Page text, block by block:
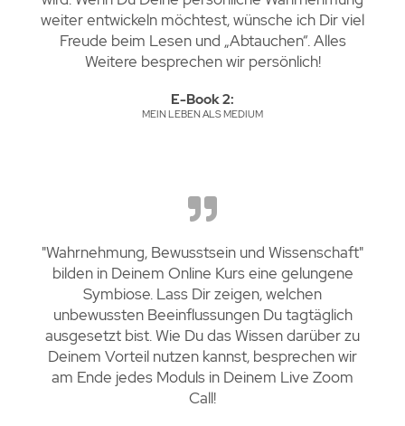
weiter entwickeln möchtest, wünsche ich Dir viel
Freude beim Lesen und „Abtauchen“. Alles
Weitere besprechen wir persönlich!
E-Book 2:
MEIN LEBEN ALS MEDIUM
"Wahrnehmung, Bewusstsein und Wissenschaft"
bilden in Deinem Online Kurs eine gelungene
Symbiose. Lass Dir zeigen, welchen
unbewussten Beeinflussungen Du tagtäglich
ausgesetzt bist. Wie Du das Wissen darüber zu
Deinem Vorteil nutzen kannst, besprechen wir
am Ende jedes Moduls in Deinem Live Zoom
Call!